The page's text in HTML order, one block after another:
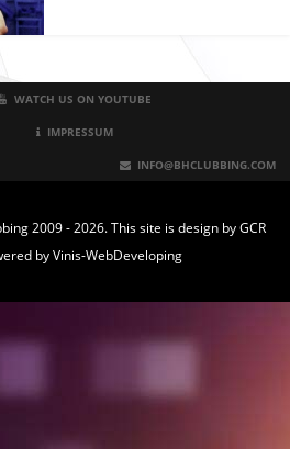
WATCH US ON YOUTUBE
IMPRESSUM
INFO@BHCLUBBING.COM
2009 - 2026. This site is design byGCR
byVinis-WebDeveloping